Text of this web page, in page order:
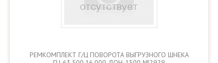
РЕМКОМПЛЕКТ Г/Ц ПОВОРОТА ВЫГРУЗНОГО ШНЕКА